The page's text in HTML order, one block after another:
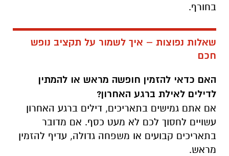
בחורף.
שאלות נפוצות – איך לשמור על תקציב נופש
חכם
האם כדאי להזמין חופשה מראש או להמתין
לדילים לאילת ברגע האחרון?
אם אתם גמישים בתאריכים, דילים ברגע האחרון
עשויים לחסוך לכם לא מעט כסף. אם מדובר
בתאריכים קבועים או משפחה גדולה, עדיף להזמין
מראש.